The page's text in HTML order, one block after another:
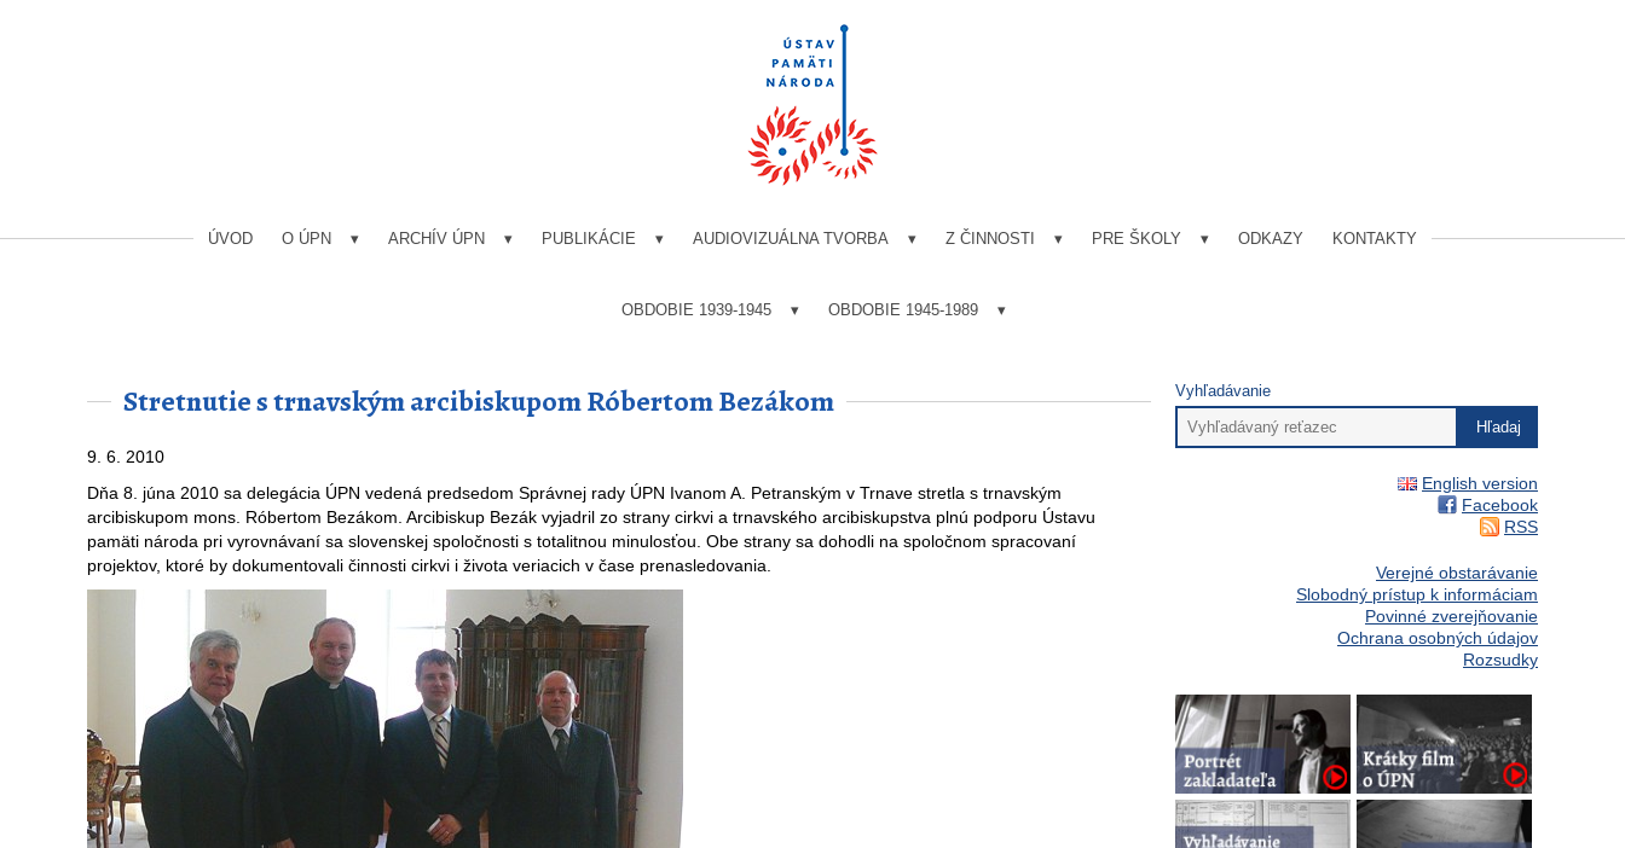
ÚVOD O ÚPN ARCHÍV ÚPN PUBLIKÁCIE AUDIOVIZUÁLNA TVORBA Z ČINNOSTI PRE ŠKOLY ODKAZY KONTAKTY
OBDOBIE 1939-1945 OBDOBIE 1945-1989
Stretnutie s trnavským arcibiskupom Róbertom Bezákom
9. 6. 2010
Dňa 8. júna 2010 sa delegácia ÚPN vedená predsedom Správnej rady ÚPN Ivanom A. Petranským v Trnave stretla s trnavským
arcibiskupom mons. Róbertom Bezákom. Arcibiskup Bezák vyjadril zo strany cirkvi a trnavského arcibiskupstva plnú podporu Ústavu
pamäti národa pri vyrovnávaní sa slovenskej spoločnosti s totalitnou minulosťou. Obe strany sa dohodli na spoločnom spracovaní
projektov, ktoré by dokumentovali činnosti cirkvi i života veriacich v čase prenasledovania.
Vyhľadávanie
English version
Facebook
RSS
Verejné obstarávanie
Slobodný prístup k informáciam
Povinné zverejňovanie
Ochrana osobných údajov
Rozsudky